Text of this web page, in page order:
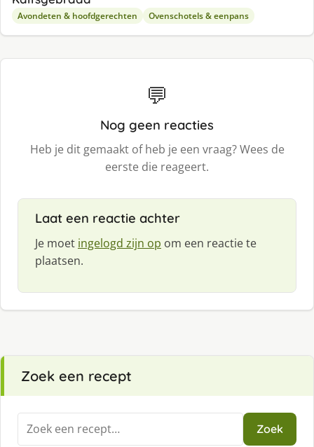
Avondeten & hoofdgerechten Ovenschotels & eenpans
💬
Nog geen reacties
Heb je dit gemaakt of heb je een vraag? Wees de
eerste die reageert.
Laat een reactie achter
Je moet ingelogd zijn op om een reactie te
plaatsen.
Zoek een recept
Zoeken
naar:
Zoek